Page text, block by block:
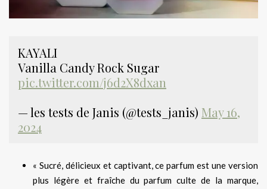
KAYALI
Vanilla Candy Rock Sugar
pic.twitter.com/j6d2X8dxan
— les tests de Janis (@tests_janis) May 16,
2024
« Sucré, délicieux et captivant, ce parfum est une version
plus légère et fraîche du parfum culte de la marque,